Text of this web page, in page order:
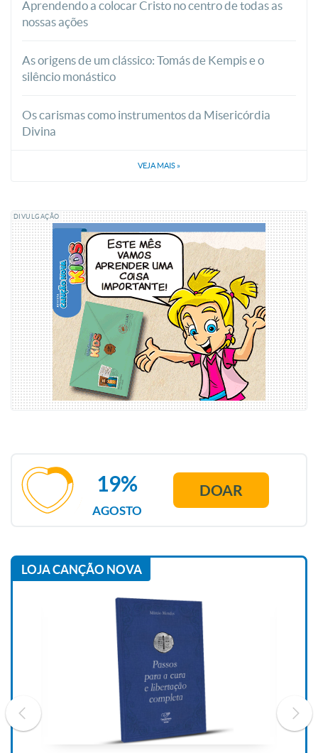
Aprendendo a colocar Cristo no centro de todas as
nossas ações
As origens de um clássico: Tomás de Kempis e o
silêncio monástico
Os carismas como instrumentos da Misericórdia
Divina
VEJA MAIS »
DIVULGAÇÃO
AGOSTO
19% DOAR
LOJA CANÇÃO NOVA